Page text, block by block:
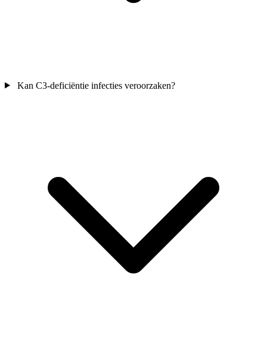
Kan C3-deficiëntie infecties veroorzaken?